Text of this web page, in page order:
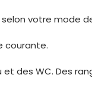
votre mode
courante.
des WC. Des